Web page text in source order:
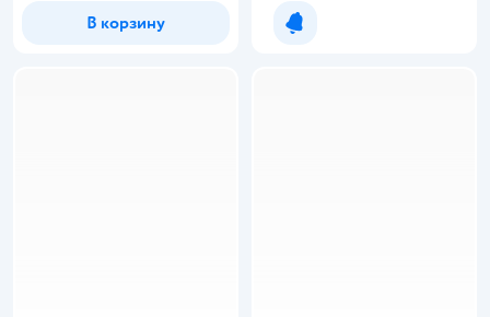
В корзину Уведомить о появлении